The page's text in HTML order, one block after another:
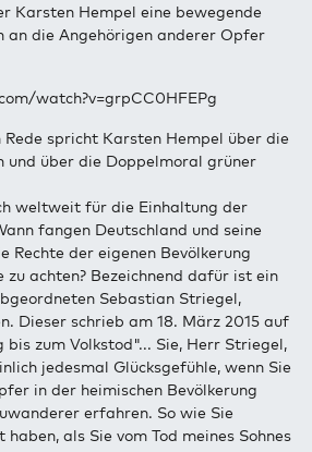
Karsten Hempel eine bewegende
an die Angehörigen anderer Opfer
watch?v=grpCC0HFEPg
spricht Karsten Hempel über die
und über die Doppelmoral grüner
weltweit für die Einhaltung der
fangen Deutschland und seine
Rechte der eigenen Bevölkerung
zu achten? Bezeichnend dafür ist ein
Sebastian Striegel,
Dieser schrieb am 18. März 2015 auf
zum Volkstod"... Sie, Herr Striegel,
jedesmal Glücksgefühle, wenn Sie
in der heimischen Bevölkerung
erfahren. So wie Sie
als Sie vom Tod meines Sohnes